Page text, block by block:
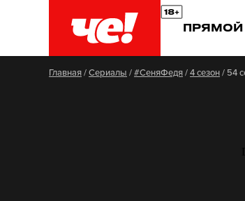
Главная/Сериалы /#СеняФедя/4 сезон/ 54